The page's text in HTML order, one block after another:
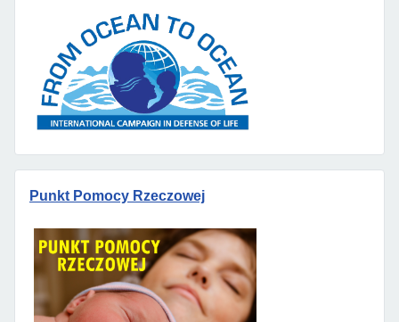
Punkt Pomocy Rzeczowej